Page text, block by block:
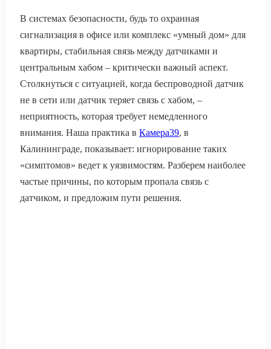
В системах безопасности, будь то охранная
сигнализация в офисе или комплекс «умный дом» для
квартиры, стабильная связь между датчиками и
центральным хабом – критически важный аспект.
Столкнуться с ситуацией, когда беспроводной датчик
не в сети или датчик теряет связь с хабом, –
неприятность, которая требует немедленного
внимания. Наша практика в Камера39, в
Калининграде, показывает: игнорирование таких
«симптомов» ведет к уязвимостям. Разберем наиболее
частые причины, по которым пропала связь с
датчиком, и предложим пути решения.